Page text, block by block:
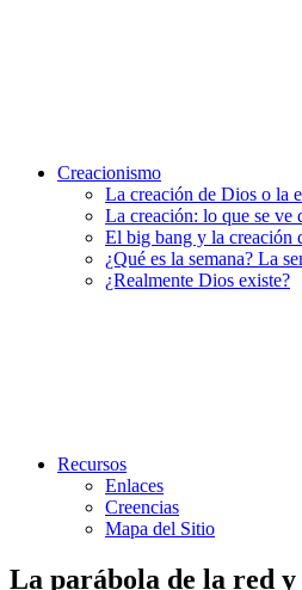
Creacionismo
La creación de Dios o la
La creación: lo que se ve
El big bang y la creación
¿Qué es la semana? La
¿Realmente Dios existe?
Recursos
Enlaces
Creencias
Mapa del Sitio
La parábola de la red y